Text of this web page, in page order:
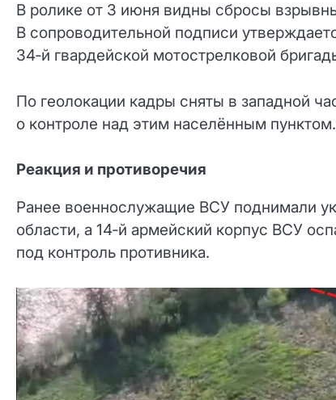
В ролике от 3 июня видны сбросы
В сопроводительной подписи
34‑й гвардейской мотострелковой
По геолокации кадры сняты в западной
о контроле над этим населённым пунктом.
Реакция и противоречия
Ранее военнослужащие ВСУ поднимали
области, а 14‑й армейский корпус ВСУ
под контроль противника.